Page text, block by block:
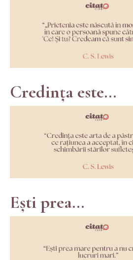
Credința este...
Ești prea...